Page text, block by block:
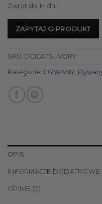
Zwrot do 14 dni
ZAPYTAJ O PRODUKT
SKU: DC1CATS_IVORY
Kategorie: DYWANY
OPIS
INFORMACJE DODATKOWE
OPINIE (0)